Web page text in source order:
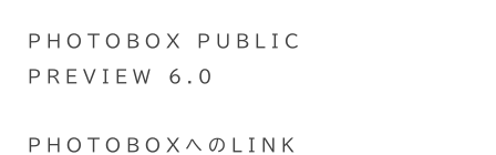
PHOTOBOX PUBLIC
PREVIEW 6.0
PHOTOBOXへのLINK